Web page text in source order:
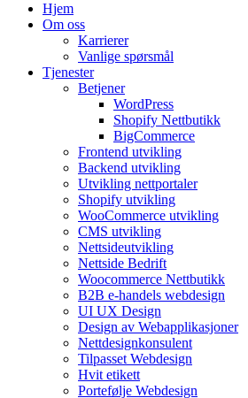
Hjem
Om oss
Karrierer
Vanlige spørsmål
Tjenester
Betjener
WordPress
Shopify Nettbutikk
BigCommerce
Frontend utvikling
Backend utvikling
Utvikling nettportaler
Shopify utvikling
WooCommerce utvikling
CMS utvikling
Nettsideutvikling
Nettside Bedrift
Woocommerce Nettbutikk
B2B e-handels webdesign
UI UX Design
Design av Webapplikasjoner
Nettdesignkonsulent
Tilpasset Webdesign
Hvit etikett
Portefølje Webdesign